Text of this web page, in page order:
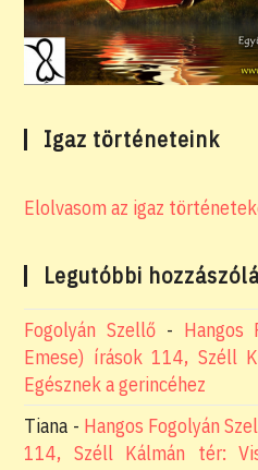
Igaz történeteink
Elolvasom az igaz
Legutóbbi
Fogolyán Szellő - Hangos
Emese) írások 114, Széll
Egésznek a gerincéhez
Tiana - Hangos Fogolyán
114, Széll Kálmán tér: